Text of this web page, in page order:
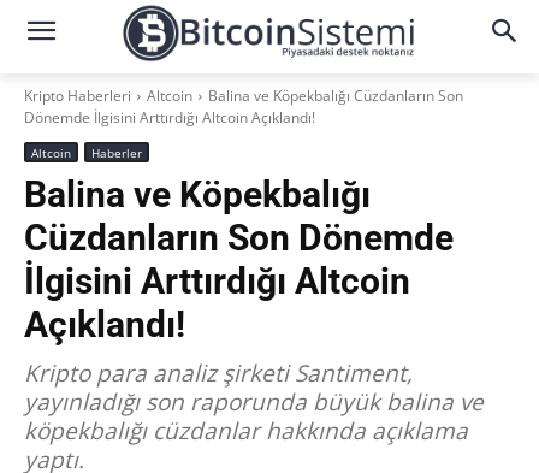
Kripto Haberleri Altcoin
Balina ve Köpekbalığı Cüzdanların Son
Dönemde İlgisini Arttırdığı Altcoin Açıklandı!
Altcoin Haberler
Balina ve Köpekbalığı
Cüzdanların Son Dönemde
İlgisini Arttırdığı Altcoin
Açıklandı!
Kripto para analiz şirketi Santiment,
yayınladığı son raporunda büyük balina ve
köpekbalığı cüzdanlar hakkında açıklama
yaptı.